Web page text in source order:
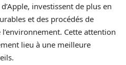
investissent de plus en
et des procédés de
Cette attention
lieu à une meilleure